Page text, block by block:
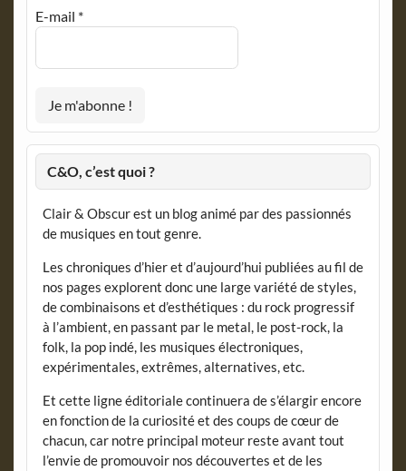
E-mail *
C&O, c’est quoi ?
Clair & Obscur est un blog animé par des passionnés
de musiques en tout genre.
Les chroniques d’hier et d’aujourd’hui publiées au fil de
nos pages explorent donc une large variété de styles,
de combinaisons et d’esthétiques : du rock progressif
à l’ambient, en passant par le metal, le post-rock, la
folk, la pop indé, les musiques électroniques,
expérimentales, extrêmes, alternatives, etc.
Et cette ligne éditoriale continuera de s’élargir encore
en fonction de la curiosité et des coups de cœur de
chacun, car notre principal moteur reste avant tout
l’envie de promouvoir nos découvertes et de les